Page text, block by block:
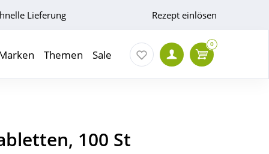
Lieferung Rezept einlösen
Themen Sale
0
100 St